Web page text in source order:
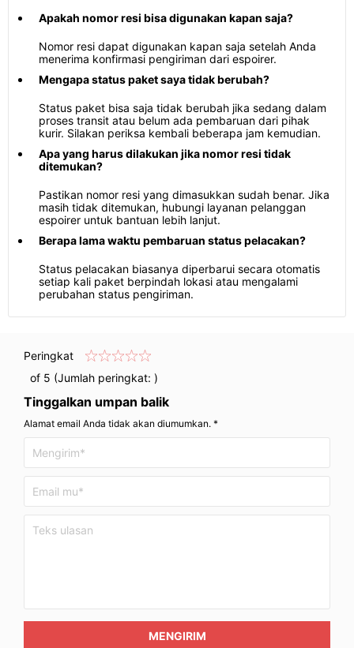
Apakah nomor resi bisa digunakan kapan saja?
Nomor resi dapat digunakan kapan saja setelah Anda
menerima konfirmasi pengiriman dari espoirer.
Mengapa status paket saya tidak berubah?
Status paket bisa saja tidak berubah jika sedang dalam
proses transit atau belum ada pembaruan dari pihak
kurir. Silakan periksa kembali beberapa jam kemudian.
Apa yang harus dilakukan jika nomor resi tidak
ditemukan?
Pastikan nomor resi yang dimasukkan sudah benar. Jika
masih tidak ditemukan, hubungi layanan pelanggan
espoirer untuk bantuan lebih lanjut.
Berapa lama waktu pembaruan status pelacakan?
Status pelacakan biasanya diperbarui secara otomatis
setiap kali paket berpindah lokasi atau mengalami
perubahan status pengiriman.
Peringkat
of 5 (Jumlah peringkat: )
Tinggalkan umpan balik
Alamat email Anda tidak akan diumumkan. *
MENGIRIM